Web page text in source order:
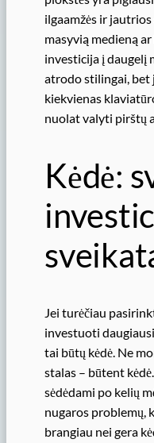
ilgaamžės ir
masyvią medieną
investicija į daugelį
atrodo stilingai, bet
kiekvienas
nuolat valyti pirštų
Kėdė:
Jei turėčiau
investuoti
tai būtų kėdė. Ne
stalas – būtent
sėdėdami po kelių
nugaros problemų,
brangiau nei gera